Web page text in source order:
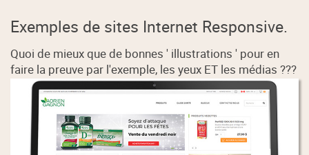
Exemples de sites Internet Responsive.
Quoi de mieux que de bonnes ' illustrations ' pour en
faire la preuve par l'exemple, les yeux ET les médias ???